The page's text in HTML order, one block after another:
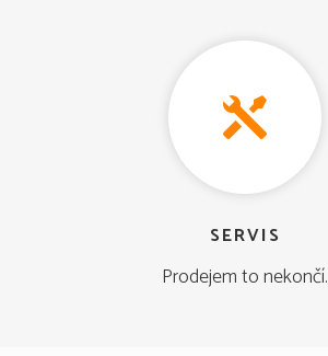
SERVIS
Prodejem to nekončí.